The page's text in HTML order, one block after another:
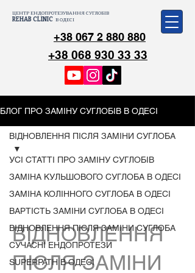
ЦЕНТР ЕНДОПРОТЕЗУВАННЯ СУГЛОБІВ
REHAB CLINIC В ОДЕСІ
+38 067 2 880 880
+38 068 930 33 33
БЛОГ ПРО ЗАМІНУ СУГЛОБІВ В ОДЕСІ
УСІ СТАТТІ ПРО ЗАМІНУ СУГЛОБІВ
ЗАМІНА КУЛЬШОВОГО СУГЛОБА В ОДЕСІ
ЗАМІНА КОЛІННОГО СУГЛОБА В ОДЕСІ
ВАРТІСТЬ ЗАМІНИ СУГЛОБА В ОДЕСІ
ВІДНОВЛЕННЯ ПІСЛЯ ЗАМІНИ СУГЛОБА
СУЧАСНІ ЕНДОПРОТЕЗИ
SUPERPATH В ОДЕСІ
ВІДНОВЛЕННЯ ПІСЛЯ ЗАМІНИ СУГЛОБА
ВІДНОВЛЕННЯ
ПІСЛЯ ЗАМІНИ